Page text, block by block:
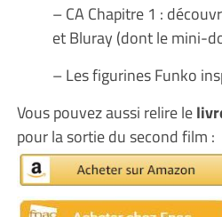
– CA Chapitre 1 :
et Bluray (dont le mini-
– Les figurines Funko
Vous pouvez aussi relire le
pour la sortie du second film :